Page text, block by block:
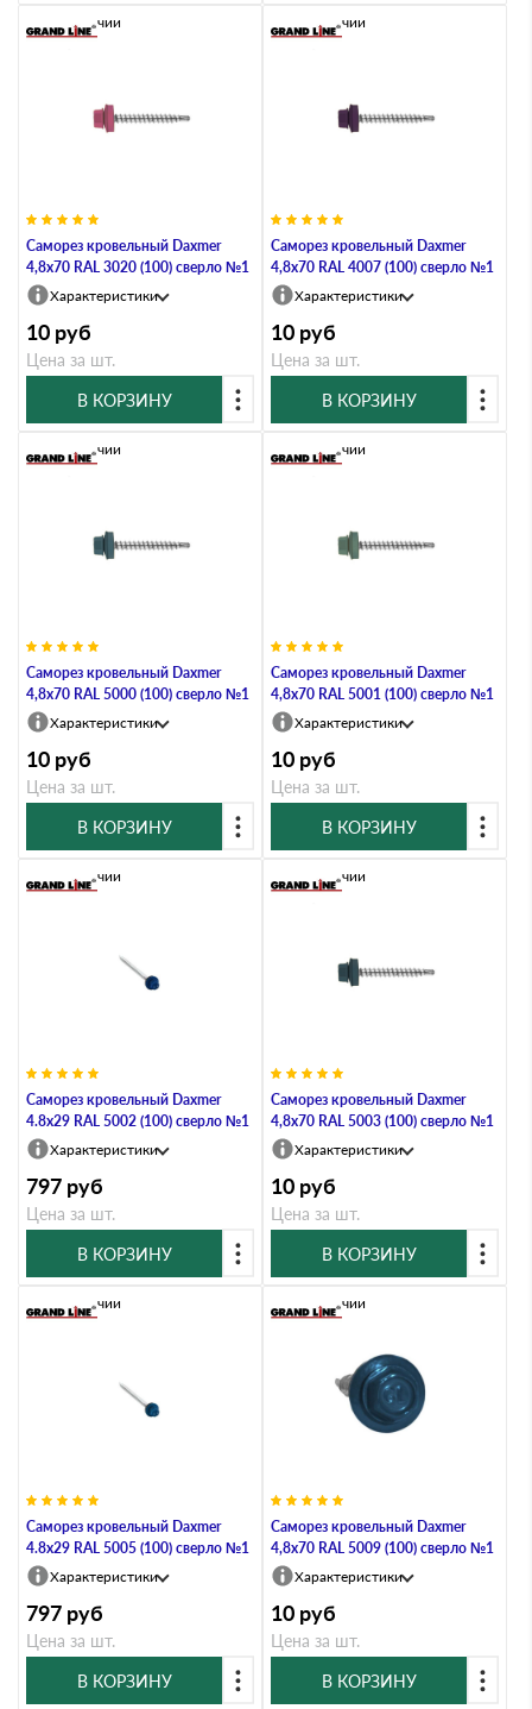
Саморез кровельный Daxmer
4,8х70 RAL 3020 (100) сверло №1
В наличии
Характеристики
10 руб
Цена за шт.
В КОРЗИНУ
Саморез кровельный Daxmer
4,8х70 RAL 4007 (100) сверло №1
В наличии
Характеристики
10 руб
Цена за шт.
В КОРЗИНУ
Саморез кровельный Daxmer
4,8х70 RAL 5000 (100) сверло №1
В наличии
Характеристики
10 руб
Цена за шт.
В КОРЗИНУ
Саморез кровельный Daxmer
4,8х70 RAL 5001 (100) сверло №1
В наличии
Характеристики
10 руб
Цена за шт.
В КОРЗИНУ
Саморез кровельный Daxmer
4.8х29 RAL 5002 (100) сверло №1
В наличии
Характеристики
797 руб
Цена за шт.
В КОРЗИНУ
Саморез кровельный Daxmer
4,8х70 RAL 5003 (100) сверло №1
В наличии
Характеристики
10 руб
Цена за шт.
В КОРЗИНУ
Саморез кровельный Daxmer
4.8х29 RAL 5005 (100) сверло №1
В наличии
Характеристики
797 руб
Цена за шт.
В КОРЗИНУ
Саморез кровельный Daxmer
4,8х70 RAL 5009 (100) сверло №1
В наличии
Характеристики
10 руб
Цена за шт.
В КОРЗИНУ